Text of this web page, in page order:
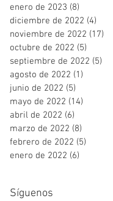
enero de 2023 (8)
diciembre de 2022 (4)
noviembre de 2022 (17)
octubre de 2022 (5)
septiembre de 2022 (5)
agosto de 2022 (1)
junio de 2022 (5)
mayo de 2022 (14)
abril de 2022 (6)
marzo de 2022 (8)
febrero de 2022 (5)
enero de 2022 (6)
Síguenos